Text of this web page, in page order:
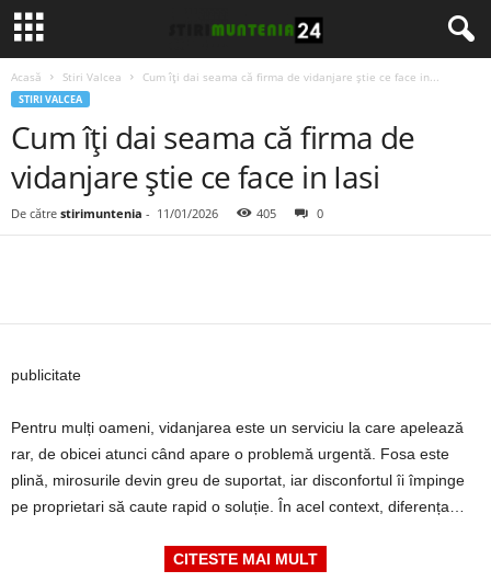
Acasă Stiri Valcea Cum îți dai seama că firma de vidanjare știe ce face in...
STIRI VALCEA
Cum îți dai seama că firma de
vidanjare știe ce face in Iasi
De către stirimuntenia - 11/01/2026 405 0
publicitate
Pentru mulți oameni, vidanjarea este un serviciu la care apelează
rar, de obicei atunci când apare o problemă urgentă. Fosa este
plină, mirosurile devin greu de suportat, iar disconfortul îi împinge
pe proprietari să caute rapid o soluție. În acel context, diferența…
CITESTE MAI MULT